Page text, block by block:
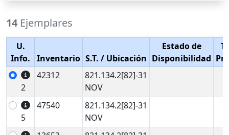
14 Ejemplares
U.
Info.
Inventario S.T. / Ubicación
Estado de
Disponibilidad
2
42312
821.134.2[82]-31
NOV
5
47540
821.134.2[82]-31
NOV